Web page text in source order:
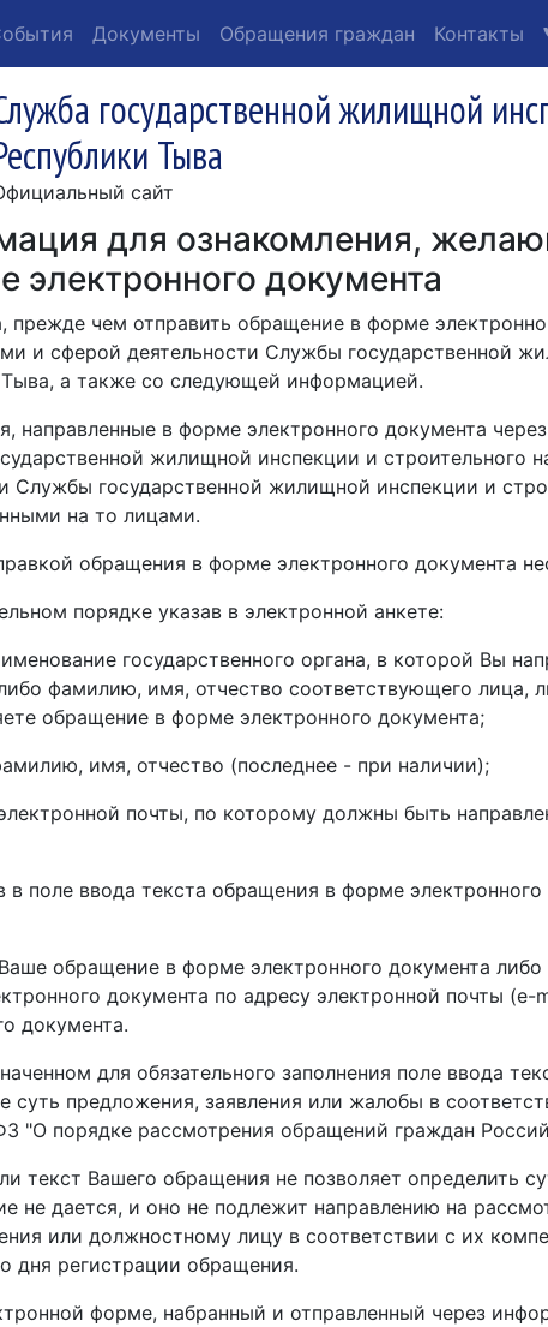
Документы Обращения граждан Контакты
государственной жилищной
Тыва
сайт
для ознакомления,
электронного документа
прежде чем отправить обращение в форме
и сферой деятельности Службы государственной
Тыва, а также со следующей информацией.
направленные в форме электронного документа
жилищной инспекции и строительного
Службы государственной жилищной инспекции и
на то лицами.
обращения в форме электронного документа
порядке указав в электронной анкете:
государственного органа, в которой Вы
фамилию, имя, отчество соответствующего лица,
обращение в форме электронного документа;
имя, отчество (последнее - при наличии);
почты, по которому должны быть
в поле ввода текста обращения в форме
обращение в форме электронного документа
документа по адресу электронной почты
документа.
для обязательного заполнения поле ввода
суть предложения, заявления или жалобы в
"О порядке рассмотрения обращений граждан
текст Вашего обращения не позволяет определить
не дается, и оно не подлежит направлению на
или должностному лицу в соответствии с их
дня регистрации обращения.
форме, набранный и отправленный через